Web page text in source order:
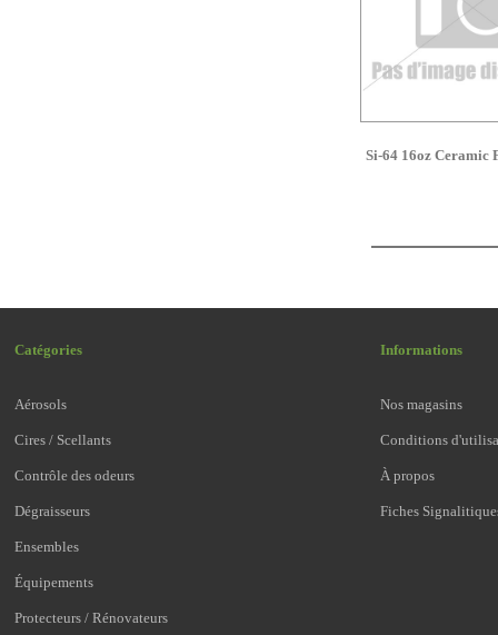
Si-64 16oz Ceramic
Catégories
Aérosols
Cires / Scellants
Contrôle des odeurs
Dégraisseurs
Ensembles
Équipements
Protecteurs / Rénovateurs
Informations
Nos magasins
Conditions
À propos
Fiches